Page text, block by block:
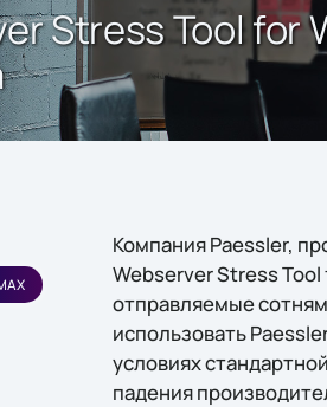
Stress Tool for
Компания Paessler,
Webserver Stress
отправляемые
использовать
условиях
падения